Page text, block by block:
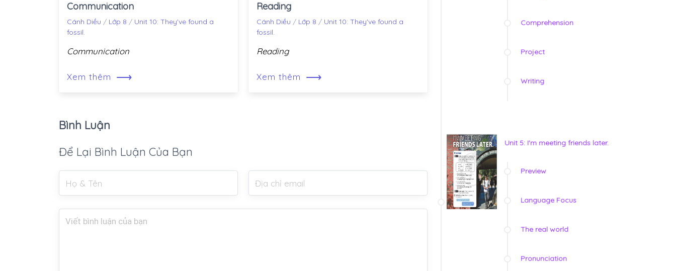
Communication
Cánh Diều / Lớp 8 / Unit 10: They've found a
fossil.
Communication
Xem thêm ⟶
Reading
Cánh Diều / Lớp 8 / Unit 10: They've found a
fossil.
Reading
Xem thêm ⟶
Bình Luận
Để Lại Bình Luận Của Bạn
Comprehension
Project
Writing
Unit 5: I'm meeting friends later.
Preview
Language Focus
The real world
Pronunciation